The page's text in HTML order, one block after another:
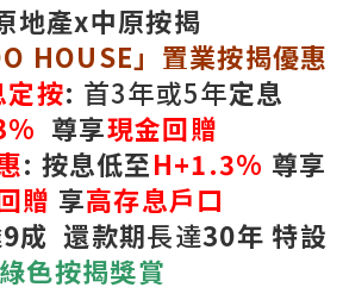
地產x中原按揭
HOUSE 」置業按揭優惠
定按: 首3年或5年定息
尊享現金回贈
: 按息低至H+1.3% 尊享
贈 享高存息戶口
9成 還款期長達30年特設
綠色按揭獎賞